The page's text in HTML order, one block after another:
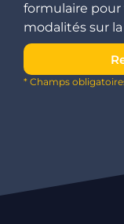
formulaire pour
modalités sur
* Champs